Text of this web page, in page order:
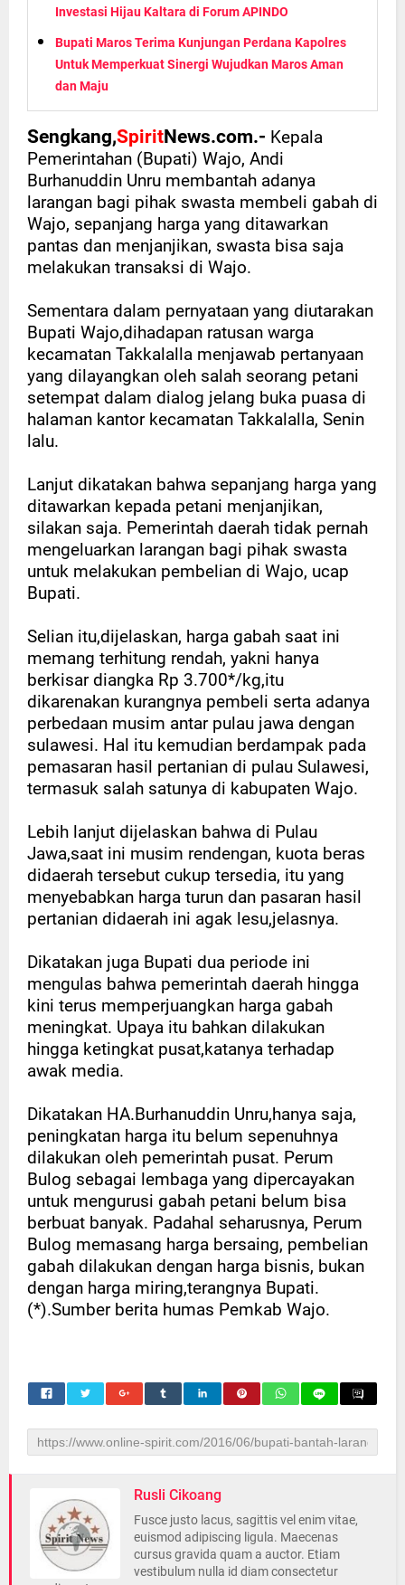
Investasi Hijau Kaltara di Forum APINDO
Bupati Maros Terima Kunjungan Perdana Kapolres
Untuk Memperkuat Sinergi Wujudkan Maros Aman
dan Maju
Sengkang,SpiritNews.com.- Kepala
Pemerintahan (Bupati) Wajo, Andi
Burhanuddin Unru membantah adanya
larangan bagi pihak swasta membeli gabah di
Wajo, sepanjang harga yang ditawarkan
pantas dan menjanjikan, swasta bisa saja
melakukan transaksi di Wajo.
Sementara dalam pernyataan yang diutarakan
Bupati Wajo,dihadapan ratusan warga
kecamatan Takkalalla menjawab pertanyaan
yang dilayangkan oleh salah seorang petani
setempat dalam dialog jelang buka puasa di
halaman kantor kecamatan Takkalalla, Senin
lalu.
Lanjut dikatakan bahwa sepanjang harga yang
ditawarkan kepada petani menjanjikan,
silakan saja. Pemerintah daerah tidak pernah
mengeluarkan larangan bagi pihak swasta
untuk melakukan pembelian di Wajo, ucap
Bupati.
Selian itu,dijelaskan, harga gabah saat ini
memang terhitung rendah, yakni hanya
berkisar diangka Rp 3.700*/kg,itu
dikarenakan kurangnya pembeli serta adanya
perbedaan musim antar pulau jawa dengan
sulawesi. Hal itu kemudian berdampak pada
pemasaran hasil pertanian di pulau Sulawesi,
termasuk salah satunya di kabupaten Wajo.
Lebih lanjut dijelaskan bahwa di Pulau
Jawa,saat ini musim rendengan, kuota beras
didaerah tersebut cukup tersedia, itu yang
menyebabkan harga turun dan pasaran hasil
pertanian didaerah ini agak lesu,jelasnya.
Dikatakan juga Bupati dua periode ini
mengulas bahwa pemerintah daerah hingga
kini terus memperjuangkan harga gabah
meningkat. Upaya itu bahkan dilakukan
hingga ketingkat pusat,katanya terhadap
awak media.
Dikatakan HA.Burhanuddin Unru,hanya saja,
peningkatan harga itu belum sepenuhnya
dilakukan oleh pemerintah pusat. Perum
Bulog sebagai lembaga yang dipercayakan
untuk mengurusi gabah petani belum bisa
berbuat banyak. Padahal seharusnya, Perum
Bulog memasang harga bersaing, pembelian
gabah dilakukan dengan harga bisnis, bukan
dengan harga miring,terangnya Bupati.
(*).Sumber berita humas Pemkab Wajo.
Rusli Cikoang
Fusce justo lacus, sagittis vel enim vitae,
euismod adipiscing ligula. Maecenas
cursus gravida quam a auctor. Etiam
vestibulum nulla id diam consectetur